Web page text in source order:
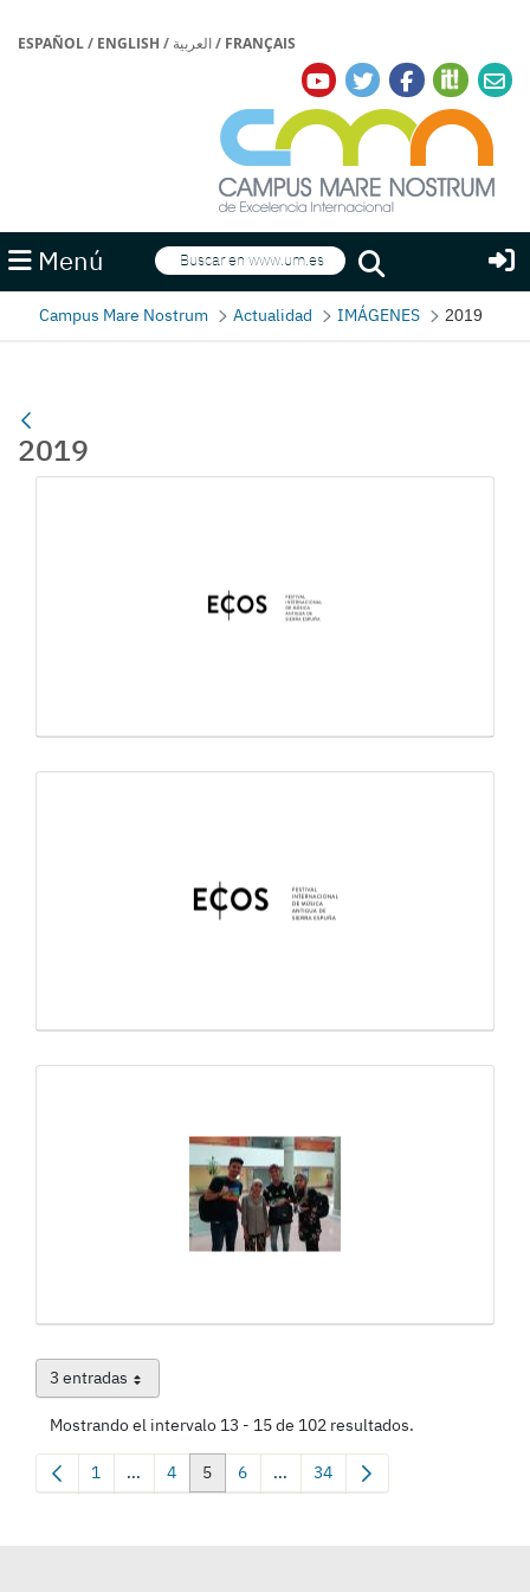
ESPAÑOL/ ENGLISH / العربية/ FRANÇAIS
Menú Buscar
Buscar
Campus Mare Nostrum Actualidad IMÁGENES 2019
2019
3 entradasPor página
Mostrando el intervalo 13 - 15 de 102 resultados.
Página
1 ...Páginas intermedias Use TAB para desplazarse.
Página
4 Página
5 Página
6 ...Páginas intermedias Use TAB
Página
34